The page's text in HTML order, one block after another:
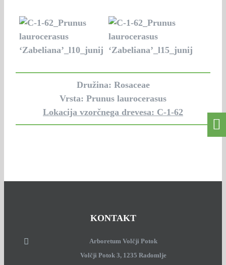
Družina: Rosaceae
Vrsta: Prunus laurocerasus
Lokacija vzorčnega drevesa: C-1-62
KONTAKT
Arboretum Volčji Potok
Volčji Potok 3, 1235 Radomlje